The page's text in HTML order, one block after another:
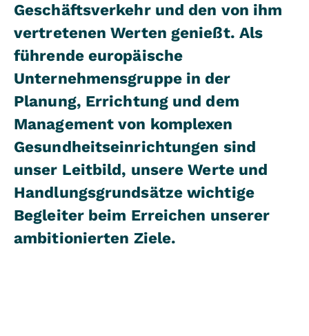
Geschäftsverkehr und den von ihm
vertretenen Werten genießt. Als
führende europäische
Unternehmensgruppe in der
Planung, Errichtung und dem
Management von komplexen
Gesundheitseinrichtungen sind
unser Leitbild, unsere Werte und
Handlungsgrundsätze wichtige
Begleiter beim Erreichen unserer
ambitionierten Ziele.